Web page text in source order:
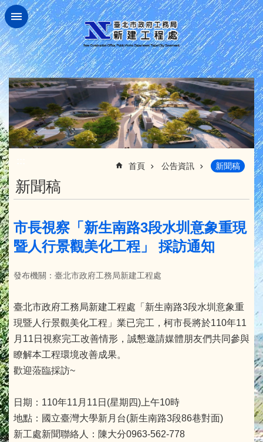
跳到主要內容區塊
首頁 公告資訊 新聞稿
新聞稿
市長視察「新生南路3段水圳意象重現
暨人行景觀美化工程」 採訪通知
發布機關：臺北市政府工務局新建工程處
臺北市政府工務局新建工程處「新生南路3段水圳意象重
現暨人行景觀美化工程」業已完工，柯市長將於110年11
月11日視察完工改善情形，誠懇邀請媒體朋友們共同參與
瞭解本工程環境改善成果。
歡迎蒞臨採訪~
日期：110年11月11日(星期四)上午10時
地點：國立臺灣大學新月台(新生南路3段86巷對面)
新工處新聞聯絡人：陳大分0963-562-778